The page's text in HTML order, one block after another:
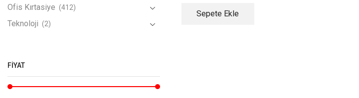
Sepete Ekle
Ofis Kırtasiye (412)
Teknoloji (2)
FIYAT